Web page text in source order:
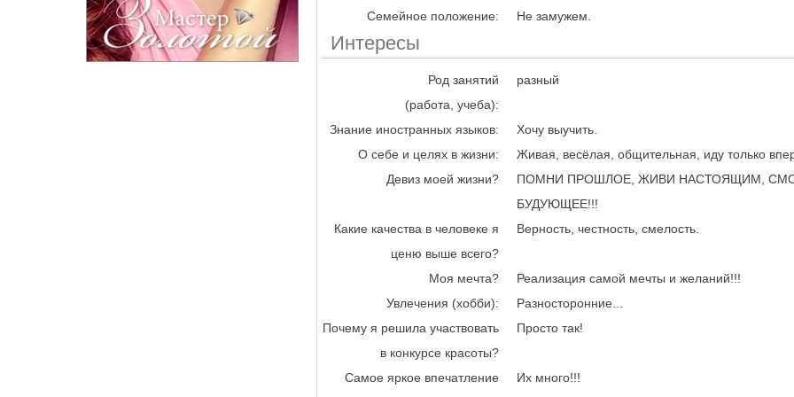
Семейное положение:
Не замужем.
Интересы
Род занятий
(работа, учеба):
разный
Знание иностранных языков:
Хочу выучить.
О себе и целях в жизни:
Живая, весёлая, общительная, иду только
Девиз моей жизни?
ПОМНИ ПРОШЛОЕ, ЖИВИ НАСТОЯЩИМ,
БУДУЮЩЕЕ!!!
Какие качества в человеке я
ценю выше всего?
Верность, честность, смелость.
Моя мечта?
Реализация самой мечты и желаний!!!
Увлечения (хобби):
Разносторонние...
Почему я решила участвовать
в конкурсе красоты?
Просто так!
Самое яркое впечатление
Их много!!!